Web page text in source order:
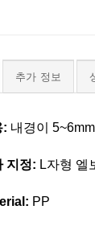
추가 정보
: 내경이
지정: L자형 엘
PP